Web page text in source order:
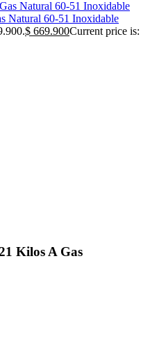
Natural 60-51 Inoxidable
$ 669.900Current price is:
Kilos A Gas